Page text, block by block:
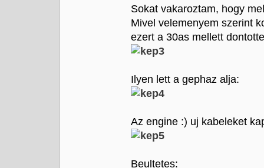
Sokat vakaroztam, hogy
Mivel velemenyem szerint
ezert a 30as mellett
Ilyen lett a gephaz alja:
Az engine :) uj kabeleket
Beultetes: